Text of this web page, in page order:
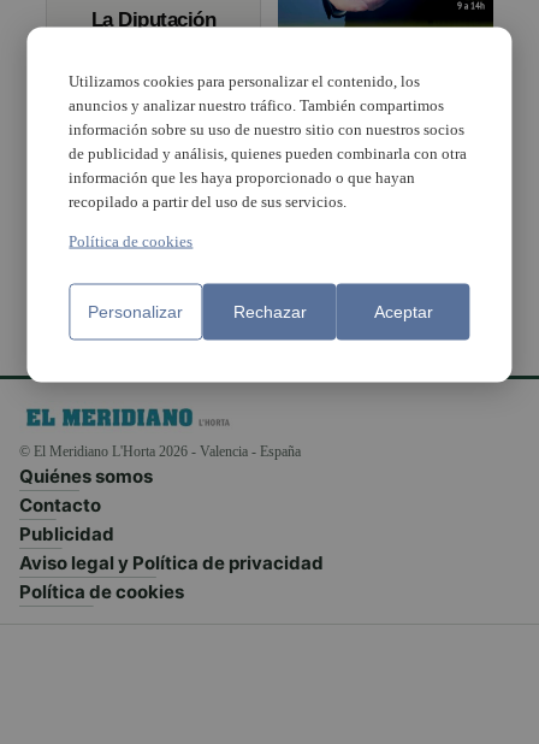
La Diputación
responsables de
las
administraciones
locales
Unas jornadas de
Fulton tratarán el tema
de la eficiencia
energética en las
administraciones
locales
© El Meridiano L'Horta 2026 - Valencia - España
Quiénes somos
Contacto
Publicidad
Aviso legal y Política de privacidad
Política de cookies
Utilizamos cookies para personalizar el contenido, los
anuncios y analizar nuestro tráfico. También compartimos
información sobre su uso de nuestro sitio con nuestros socios
de publicidad y análisis, quienes pueden combinarla con otra
información que les haya proporcionado o que hayan
recopilado a partir del uso de sus servicios.
Política de cookies
Personalizar Rechazar Aceptar